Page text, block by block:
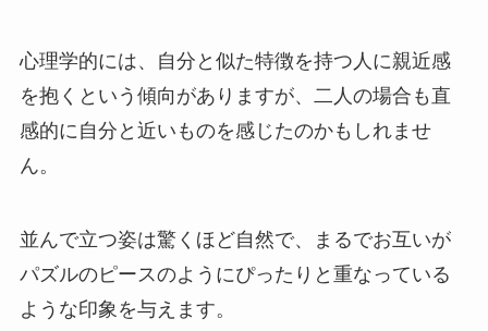
心理学的には、自分と似た特徴を持つ人に親近感
を抱くという傾向がありますが、二人の場合も直
感的に自分と近いものを感じたのかもしれませ
ん。
並んで立つ姿は驚くほど自然で、まるでお互いが
パズルのピースのようにぴったりと重なっている
ような印象を与えます。